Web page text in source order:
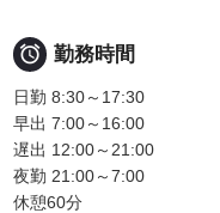
 勤務時間
日勤 8:30～17:30
早出 7:00～16:00
遅出 12:00～21:00
夜勤 21:00～7:00
休憩60分